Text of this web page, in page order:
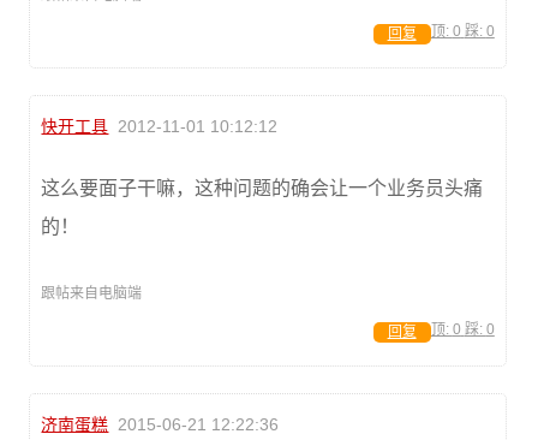
顶: 0 踩: 0
回复
快开工具 2012-11-01 10:12:12
这么要面子干嘛，这种问题的确会让一个业务员头痛
的！
跟帖来自电脑端
顶: 0 踩: 0
回复
济南蛋糕 2015-06-21 12:22:36